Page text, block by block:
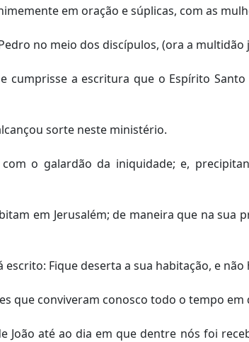
em oração e súplicas, com as
no meio dos discípulos, (ora a
cumprisse a escritura que o Espírito
sorte neste ministério.
o galardão da iniquidade; e,
em Jerusalém; de maneira que na sua
escrito: Fique deserta a sua habitação, e
que conviveram conosco todo o tempo
João até ao dia em que dentre nós foi